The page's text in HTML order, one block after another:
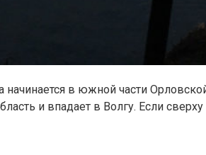
в южной части Орловской
и впадает в Волгу. Если сверху